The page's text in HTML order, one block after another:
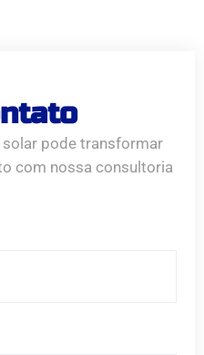
pode transformar
com nossa consultoria